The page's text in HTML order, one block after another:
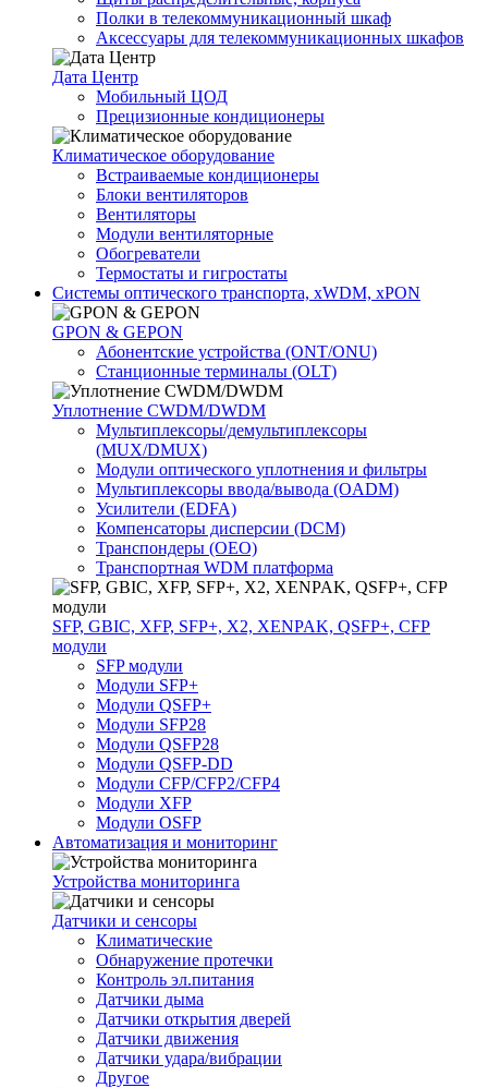
Полки в телекоммуникационный шкаф
Аксессуары для телекоммуникационных шкафов
Дата Центр
Мобильный ЦОД
Прецизионные кондиционеры
Климатичeское оборудование
Встраиваемые кондиционеры
Блоки вентиляторов
Вентиляторы
Модули вентиляторные
Обогреватели
Термостаты и гигростаты
Системы оптического транспорта, xWDM, xPON
GPON & GEPON
Абонентские устройства (ONT/ONU)
Станционные терминалы (OLT)
Уплотнение CWDM/DWDM
Мультиплексоры/демультиплексоры
(MUX/DMUX)
Модули оптического уплотнения и фильтры
Мультиплексоры ввода/вывода (OADM)
Усилители (EDFA)
Компенсаторы дисперсии (DCM)
Транспондеры (OEO)
Транспортная WDM платформа
SFP, GBIC, XFP, SFP+, X2, XENPAK, QSFP+, CFP
модули
SFP модули
Модули SFP+
Модули QSFP+
Модули SFP28
Модули QSFP28
Модули QSFP-DD
Модули CFP/CFP2/CFP4
Модули XFP
Модули OSFP
Автоматизация и мониторинг
Устройства мониторинга
Датчики и сенсоры
Климатические
Обнаружение протечки
Контроль эл.питания
Датчики дыма
Датчики открытия дверей
Датчики движения
Датчики удара/вибрации
Другое